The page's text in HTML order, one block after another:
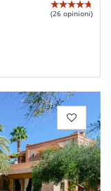
(26 opinioni)